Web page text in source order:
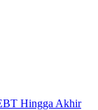
Hingga Akhir